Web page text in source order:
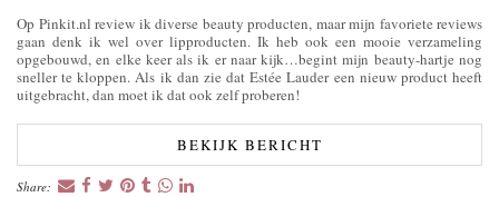
Op Pinkit.nl review ik diverse beauty producten, maar mijn favoriete reviews
gaan denk ik wel over lipproducten. Ik heb ook een mooie verzameling
opgebouwd, en elke keer als ik er naar kijk…begint mijn beauty-hartje nog
sneller te kloppen. Als ik dan zie dat Estée Lauder een nieuw product heeft
uitgebracht, dan moet ik dat ook zelf proberen!
BEKIJK BERICHT
Share: